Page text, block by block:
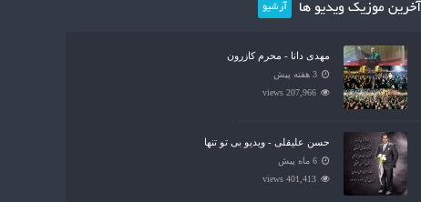
آخرین موزیک ویدیو ها آرشیو
مهدی دانا - محرم کازرون
3 هفته پیش
207,966 views
حسن علیقلی - ویدیو بی تو تنها
6 ماه پیش
401,413 views